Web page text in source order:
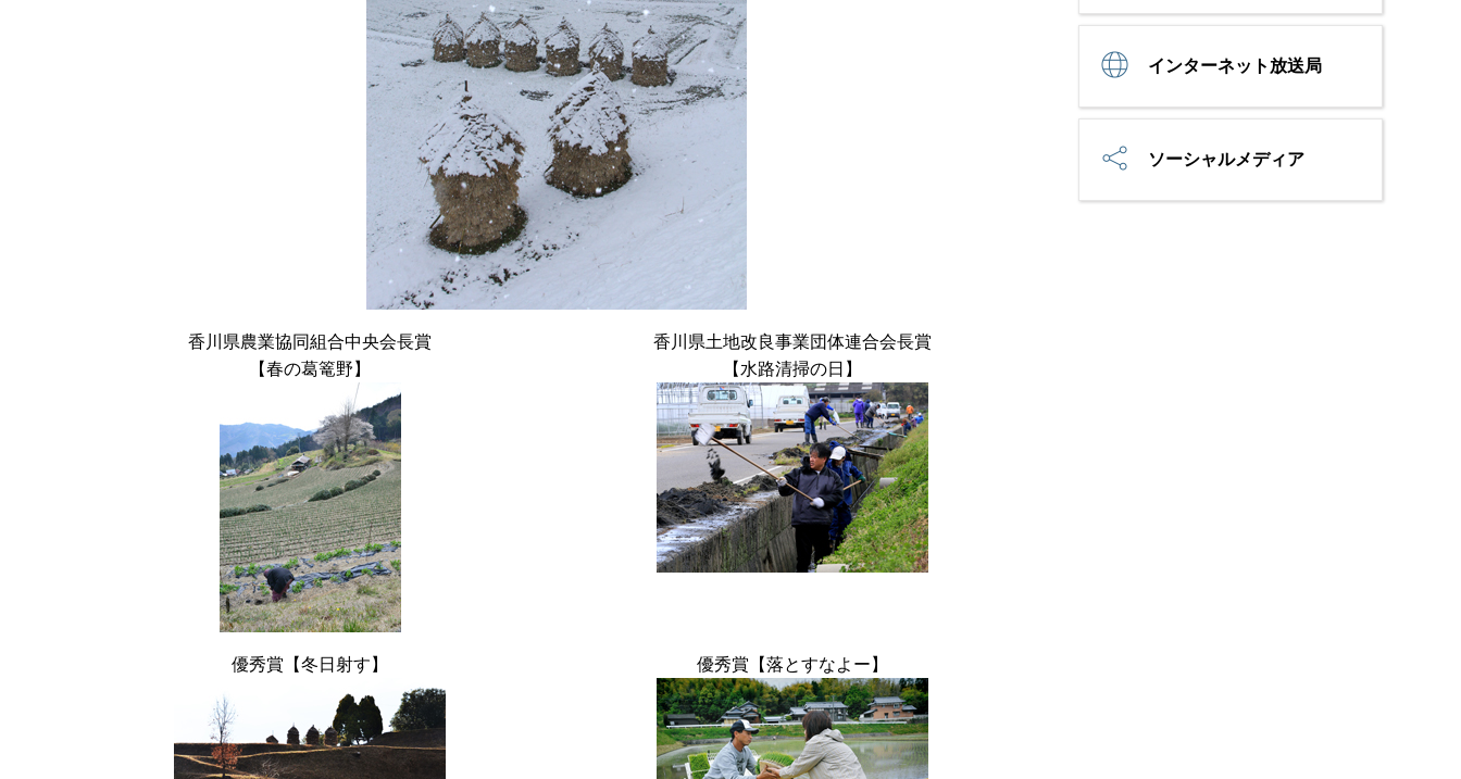
香川県農業協同組合中央会長賞
【春の葛篭野】
香川県土地改良事業団体連合会長賞
【水路清掃の日】
優秀賞【冬日射す】 優秀賞【落とすなよー】
インターネット放送局
ソーシャルメディア